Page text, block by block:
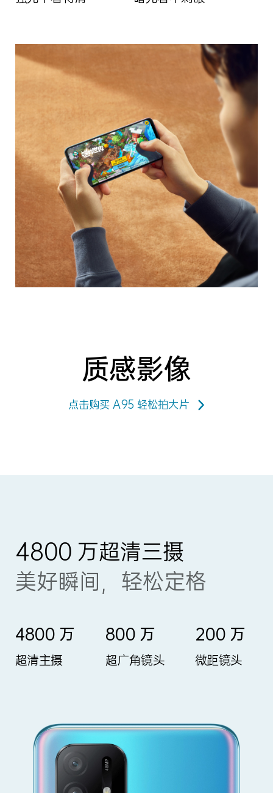
质感影像
点击购买 A95 轻松拍大片
4800 万超清三摄
美好瞬间，轻松定格
4800 万
超清主摄
800 万
超广角镜头
200 万
微距镜头